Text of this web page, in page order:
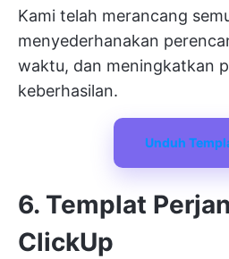
Kami telah merancang
menyederhanakan
waktu, dan meningkatkan
keberhasilan.
Unduh
6. Templat
ClickUp